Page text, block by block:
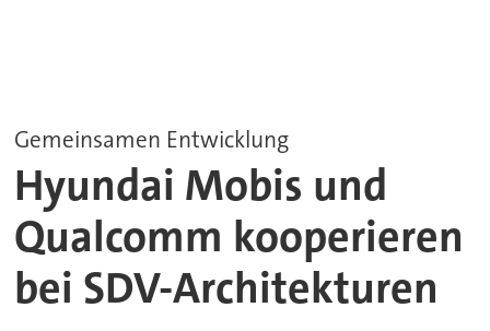
Gemeinsamen Entwicklung
Hyundai Mobis und
Qualcomm kooperieren
bei SDV-Architekturen